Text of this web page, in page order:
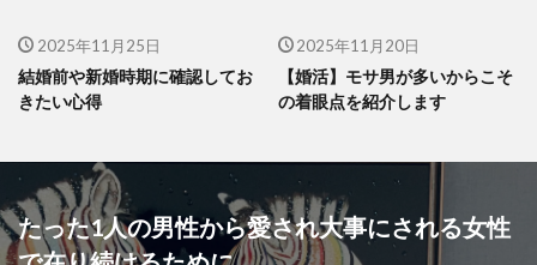
2025年11月25日
結婚前や新婚時期に確認してお
きたい心得
2025年11月20日
【婚活】モサ男が多いからこそ
の着眼点を紹介します
たった1人の男性から愛され大事にされる女性